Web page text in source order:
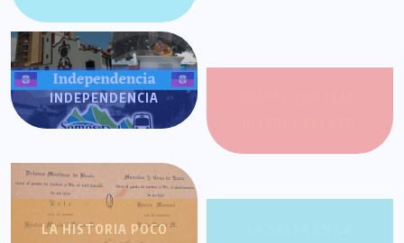
INDEPENDENCIA
LA HISTORIA POCO